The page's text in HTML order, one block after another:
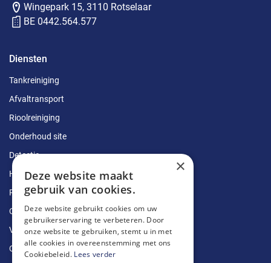
Wingepark 15, 3110 Rotselaar
BE 0442.564.577
Diensten
Tankreiniging
Afvaltransport
Rioolreiniging
Onderhoud site
Detectie
Herstellingen
Ruimingen
Ontstoppingen
Vetputten
Ontkalking
×
Deze website maakt
gebruik van cookies.
Deze website gebruikt cookies om uw
gebruikerservaring te verbeteren. Door
onze website te gebruiken, stemt u in met
alle cookies in overeenstemming met ons
Cookiebeleid. Lees verder